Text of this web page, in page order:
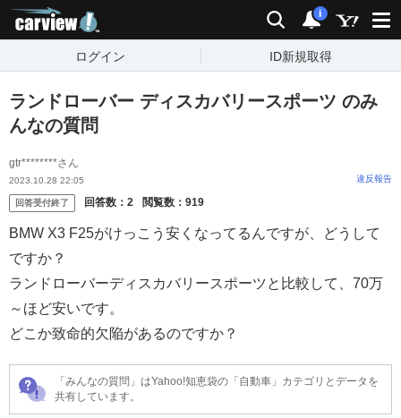
検索 通知
i
ログイン ID新規取得
ランドローバー ディスカバリースポーツ のみ
んなの質問
gtr********さん
2023.10.28 22:05 違反報告
回答受付終了 回答数： 2 閲覧数： 919
BMW X3 F25がけっこう安くなってるんですが、どうして
ですか？
ランドローバーディスカバリースポーツと比較して、70万
～ほど安いです。
どこか致命的欠陥があるのですか？
「みんなの質問」はYahoo!知恵袋の「自動車」カテゴリとデータを
共有しています。